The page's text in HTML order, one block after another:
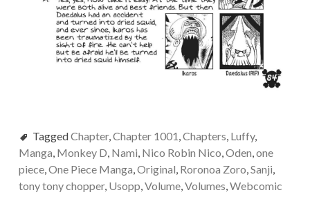
TaggedChapter,Chapter 1001,Chapters, Luffy,
Manga, Monkey D, Nami, Nico Robin Nico,Oden,one
piece,One Piece Manga,Original, Roronoa Zoro,Sanji,
tony tony chopper, Usopp,Volume,Volumes,Webcomic